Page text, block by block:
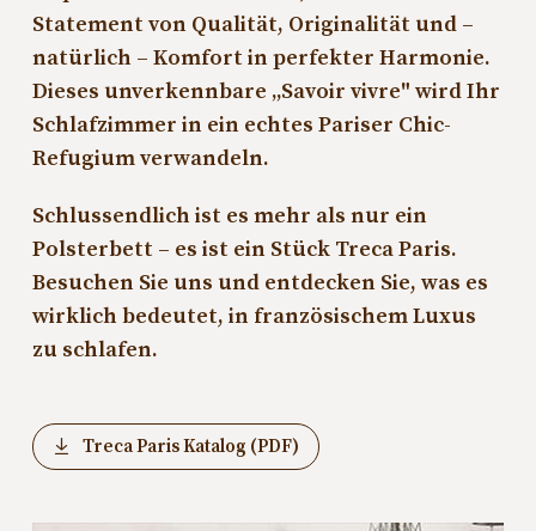
Statement von Qualität, Originalität und –
natürlich – Komfort in perfekter Harmonie.
Dieses unverkennbare „Savoir vivre" wird Ihr
Schlafzimmer in ein echtes Pariser Chic-
Refugium verwandeln.
Schlussendlich ist es mehr als nur ein
Polsterbett – es ist ein Stück Treca Paris.
Besuchen Sie uns und entdecken Sie, was es
wirklich bedeutet, in französischem Luxus
zu schlafen.
Treca Paris Katalog (PDF)